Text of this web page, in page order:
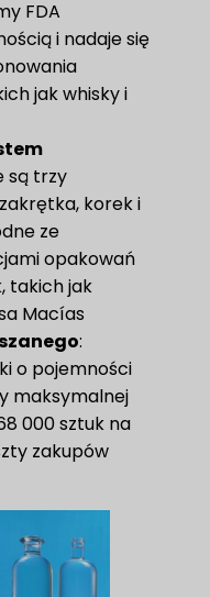
FDA
i nadaje się
jak whisky i
są trzy
korek i
ze
opakowań
takich jak
Macías
:
o pojemności
maksymalnej
000 sztuk na
zakupów